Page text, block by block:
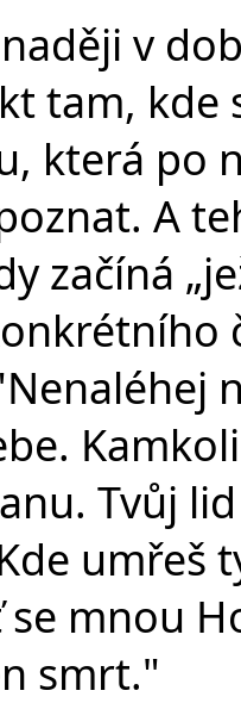
v
tam, kde
která po
A
začíná
Tvůj
umřeš
mnou
smrt."